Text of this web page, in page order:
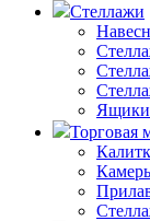
Стеллажи
Ящики
Торговая